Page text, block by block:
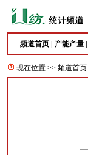
频道首页 产能产量
现在位置 >> 频道首页